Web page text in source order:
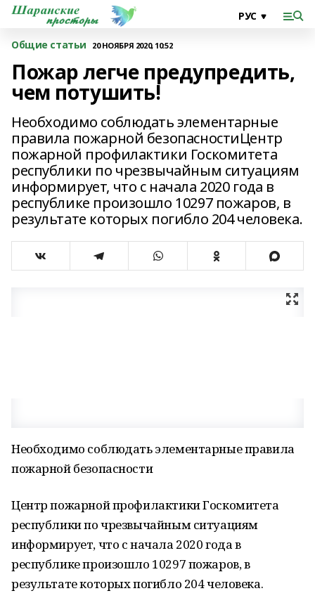
Общие статьи 20 НОЯБРЯ 2020, 10:52
Пожар легче предупредить,
чем потушить!
Необходимо соблюдать элементарные
правила пожарной безопасностиЦентр
пожарной профилактики Госкомитета
республики по чрезвычайным ситуациям
информирует, что с начала 2020 года в
республике произошло 10297 пожаров, в
результате которых погибло 204 человека.
Необходимо соблюдать элементарные правила
пожарной безопасности
Центр пожарной профилактики Госкомитета
республики по чрезвычайным ситуациям
информирует, что с начала 2020 года в
республике произошло 10297 пожаров, в
результате которых погибло 204 человека.